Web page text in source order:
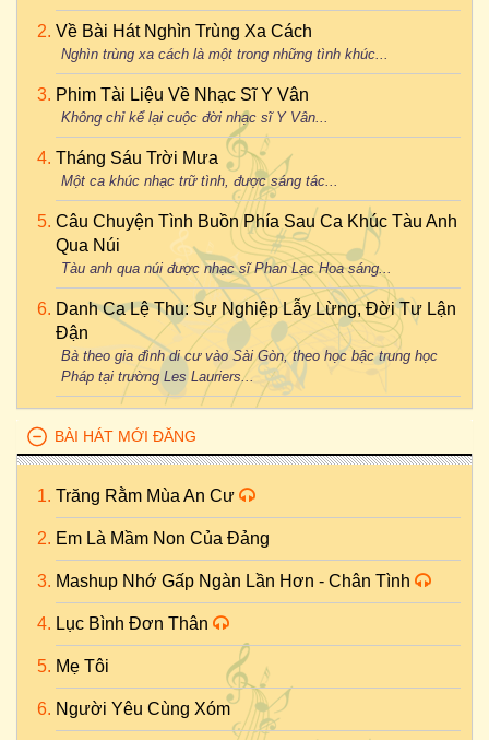
Về Bài Hát Nghìn Trùng Xa Cách
Nghìn trùng xa cách là một trong những tình khúc...
Phim Tài Liệu Về Nhạc Sĩ Y Vân
Không chỉ kể lại cuộc đời nhạc sĩ Y Vân...
Tháng Sáu Trời Mưa
Một ca khúc nhạc trữ tình, được sáng tác...
Câu Chuyện Tình Buồn Phía Sau Ca Khúc Tàu Anh
Qua Núi
Tàu anh qua núi được nhạc sĩ Phan Lạc Hoa sáng...
Danh Ca Lệ Thu: Sự Nghiệp Lẫy Lừng, Đời Tư Lận
Đận
Bà theo gia đình di cư vào Sài Gòn, theo học bậc trung học
Pháp tại trường Les Lauriers...
BÀI HÁT MỚI ĐĂNG
Trăng Rằm Mùa An Cư
Em Là Mầm Non Của Đảng
Mashup Nhớ Gấp Ngàn Lần Hơn - Chân Tình
Lục Bình Đơn Thân
Mẹ Tôi
Người Yêu Cùng Xóm